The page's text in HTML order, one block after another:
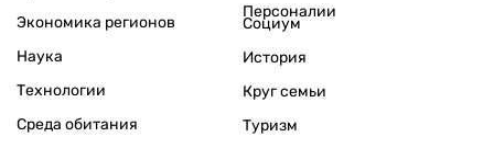
Экономика регионов
Персоналии
Наука
Технологии
Среда обитания
Социум
История
Круг семьи
Туризм